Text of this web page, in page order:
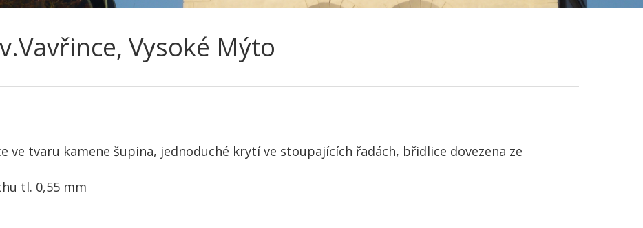
Vysoké Mýto
tvaru kamene šupina, jednoduché krytí ve stoupajících řadách, břidlice dovezena ze
tl. 0,55 mm